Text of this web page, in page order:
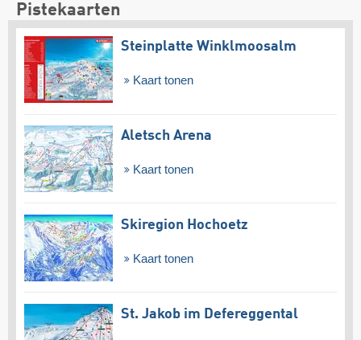
Pistekaarten
Steinplatte Winklmoosalm
Kaart tonen
Aletsch Arena
Kaart tonen
Skiregion Hochoetz
Kaart tonen
St. Jakob im Defereggental